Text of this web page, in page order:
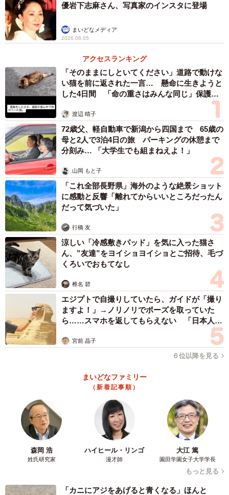
優岩下志麻さん、写真家のインスタに登場
まいどなメディア
2026.08.05
アクセスランキング
「そのままにしといてください」道路で動けな
い猫を前に返された一言… 懸命に生きようと
した4日間 「命の重さはみんな同じ」保護団
渡辺 晴子
72歳父、軽自動車で新潟から四国まで 65歳の
母と2人で3泊4日の旅 パーキングの休憩まで
分刻み… 「大学生でも組まねえよ！」
山岡 もと子
「これ全部長野県」海外のような絶景ショット
に感動と反響「離れてからいいところだったん
だって気づいた」
行橋 友
涼しい「冷感敷きパッド」を気に入った猫さ
ん、”友達”をヨイショヨイショとご招待、毛づ
くろいでおもてなし
椎名 碧
エジプトで自撮りしていたら、ガイドが「撮り
ますよ！」→ノリノリでポーズを取っていた
ら……スマホを返してもらえない 「日本人は
カモ代表かも」「私は6時間で3万円払った」
宮前 晶子
６位以降を見る
まいどなファミリー
（新着記事順）
森岡 浩
姓氏研究家
ハイヒール・リンゴ
漫才師
大江 篤
園田学園女子大学学長
もっと見る
「カニにアジをあげると青くなる」ほんと